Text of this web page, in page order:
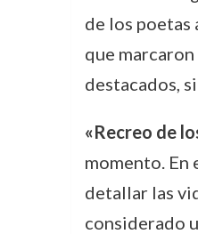
de los poetas
que
destacados,
«Recreo de
momento. En
detallar las
considerado